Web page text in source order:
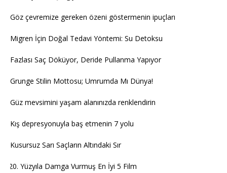
Göz çevremize gereken özeni göstermenin ipuçları
Migren İçin Doğal Tedavi Yöntemi: Su Detoksu
Fazlası Saç Döküyor, Deride Pullanma Yapıyor
Grunge Stilin Mottosu; Umrumda Mı Dünya!
Güz mevsimini yaşam alanınızda renklendirin
Kış depresyonuyla baş etmenin 7 yolu
Kusursuz Sarı Saçların Altındaki Sır
Yüzyıla Damga Vurmuş En İyi 5 Film